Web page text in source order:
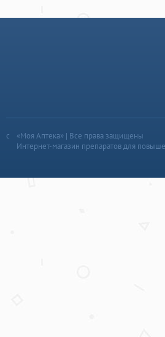
«Моя Аптека» | Все права защищены
Интернет-магазин препаратов для